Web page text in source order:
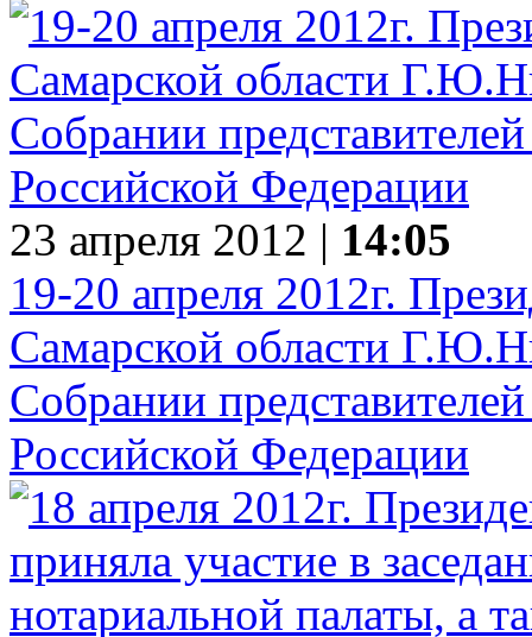
23 апреля 2012 | 14:05
19-20 апреля 2012г.
Самарской области
Собрании
Российской Федерации